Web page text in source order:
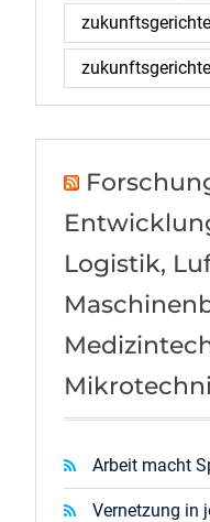
Logistik,
Arbeit macht
Vernetzung in